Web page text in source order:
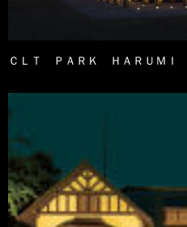
ＣＬＴ ＰＡＲＫ ＨＡＲＵＭＩ